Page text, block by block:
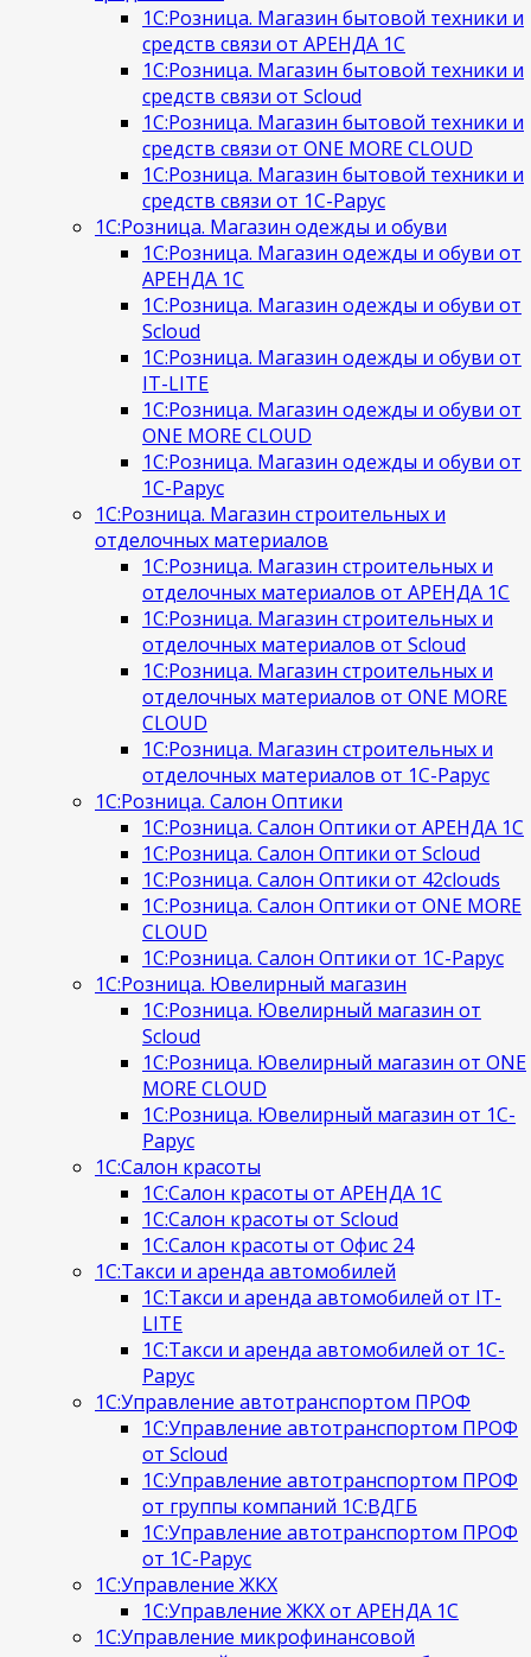
1С:Розница. Магазин бытовой техники и
средств связи от АРЕНДА 1С
1С:Розница. Магазин бытовой техники и
средств связи от Scloud
1С:Розница. Магазин бытовой техники и
средств связи от ONE MORE CLOUD
1С:Розница. Магазин бытовой техники и
средств связи от 1С-Рарус
1С:Розница. Магазин одежды и обуви
1С:Розница. Магазин одежды и обуви от
АРЕНДА 1С
1С:Розница. Магазин одежды и обуви от
Scloud
1С:Розница. Магазин одежды и обуви от
IT-LITE
1С:Розница. Магазин одежды и обуви от
ONE MORE CLOUD
1С:Розница. Магазин одежды и обуви от
1С-Рарус
1С:Розница. Магазин строительных и
отделочных материалов
1С:Розница. Магазин строительных и
отделочных материалов от АРЕНДА 1С
1С:Розница. Магазин строительных и
отделочных материалов от Scloud
1С:Розница. Магазин строительных и
отделочных материалов от ONE MORE
CLOUD
1С:Розница. Магазин строительных и
отделочных материалов от 1С-Рарус
1С:Розница. Салон Оптики
1С:Розница. Салон Оптики от АРЕНДА 1С
1С:Розница. Салон Оптики от Scloud
1С:Розница. Салон Оптики от 42clouds
1С:Розница. Салон Оптики от ONE MORE
CLOUD
1С:Розница. Салон Оптики от 1С-Рарус
1С:Розница. Ювелирный магазин
1С:Розница. Ювелирный магазин от
Scloud
1С:Розница. Ювелирный магазин от ONE
MORE CLOUD
1С:Розница. Ювелирный магазин от 1С-
Рарус
1С:Салон красоты
1С:Салон красоты от АРЕНДА 1С
1С:Салон красоты от Scloud
1С:Салон красоты от Офис 24
1С:Такси и аренда автомобилей
1С:Такси и аренда автомобилей от IT-
LITE
1С:Такси и аренда автомобилей от 1С-
Рарус
1С:Управление автотранспортом ПРОФ
1С:Управление автотранспортом ПРОФ
от Scloud
1С:Управление автотранспортом ПРОФ
от группы компаний 1С:ВДГБ
1С:Управление автотранспортом ПРОФ
от 1С-Рарус
1С:Управление ЖКХ
1С:Управление ЖКХ от АРЕНДА 1С
1С:Управление микрофинансовой